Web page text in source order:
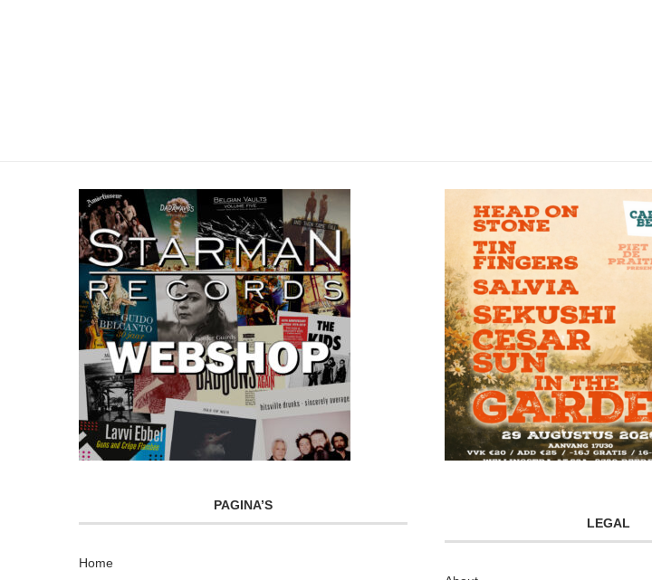
PAGINA’S
Home
LEGAL